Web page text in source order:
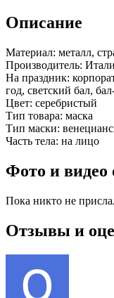
Описание
Материал: металл,
Производитель:
На праздник:
год, светский бал,
Цвет: серебристый
Тип товара: маска
Тип маски:
Часть тела: на лицо
Фото и видео
Пока никто не
Отзывы и